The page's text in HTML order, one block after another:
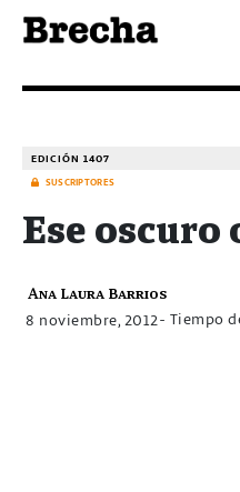
EDICIÓN 1407
SUSCRIPTORES
Ese oscuro
Ana Laura Barrios
8 noviembre, 2012- Tiempo